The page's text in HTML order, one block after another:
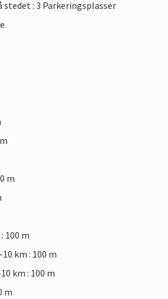
: 3 Parkeringsplasser
m
100 m
km : 100 m
km : 100 m
m